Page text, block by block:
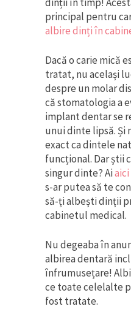
dinții în timp!
principal pentru
albire dinți în
Dacă o carie mică
tratat, nu același
despre un molar
că stomatologia a
implant dentar se
unui dinte lipsă. Și
exact ca dintele
funcțional. Dar știi
singur dinte? Aiaici
s-ar putea să te
să-ți albești dinții
cabinetul medical.
Nu degeaba în
albirea dentară
înfrumusețare!
ce toate celelalte
fost tratate.